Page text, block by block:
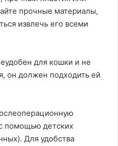
прочные материалы,
извлечь его всеми
для кошки и не
он должен подходить ей
помощью детских
Для удобства